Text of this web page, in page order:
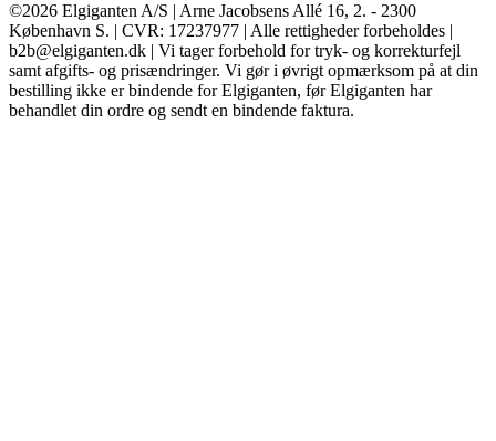
©2026 Elgiganten A/S | Arne Jacobsens Allé 16, 2. - 2300
København S. | CVR: 17237977 | Alle rettigheder forbeholdes |
b2b@elgiganten.dk | Vi tager forbehold for tryk- og korrekturfejl
samt afgifts- og prisændringer. Vi gør i øvrigt opmærksom på at din
bestilling ikke er bindende for Elgiganten, før Elgiganten har
behandlet din ordre og sendt en bindende faktura.